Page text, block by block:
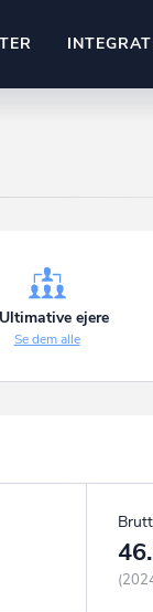
grænsen
supersonic
ejere
Se dem alle